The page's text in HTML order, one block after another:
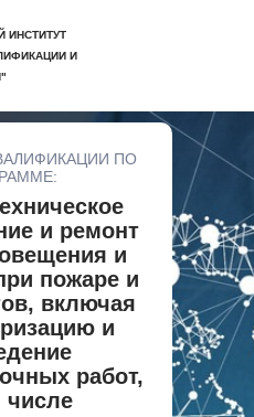
ИНСТИТУТ
И
ПО
и ремонт
и
пожаре и
включая
и
работ,
числе